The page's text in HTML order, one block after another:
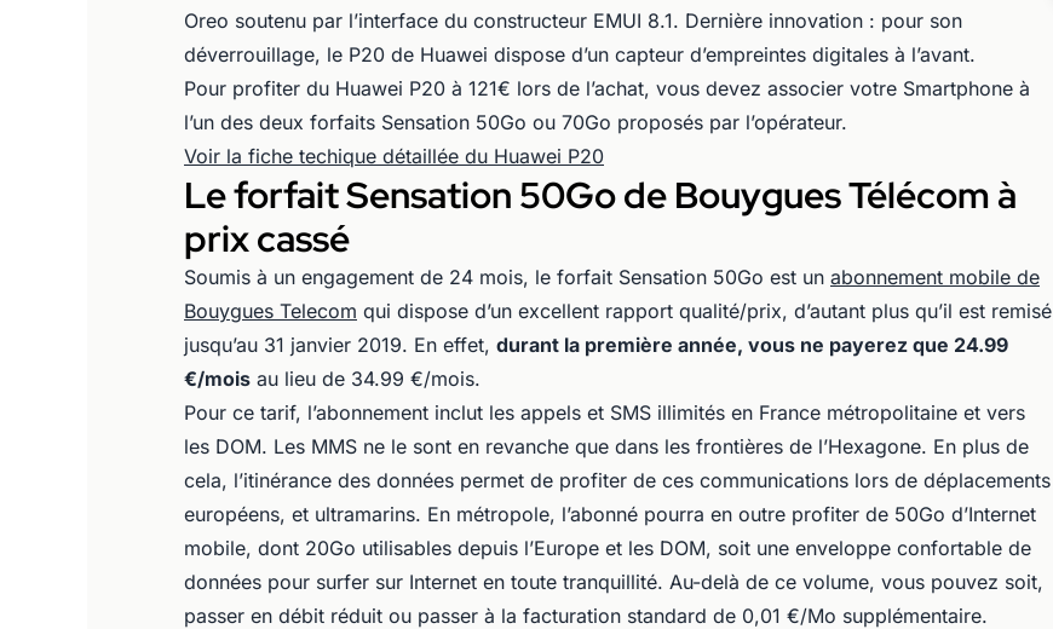
Oreo soutenu par l’interface du constructeur EMUI 8.1. Dernière innovation : pour son
déverrouillage, le P20 de Huawei dispose d’un capteur d’empreintes digitales à l’avant.
Pour profiter du Huawei P20 à 121€ lors de l’achat, vous devez associer votre Smartphone à
l’un des deux forfaits Sensation 50Go ou 70Go proposés par l’opérateur.
Voir la fiche techique détaillée du Huawei P20
Le forfait Sensation 50Go de Bouygues Télécom à
prix cassé
Soumis à un engagement de 24 mois, le forfait Sensation 50Go est un abonnement mobile de
Bouygues Telecom qui dispose d’un excellent rapport qualité/prix, d’autant plus qu’il est remisé
jusqu’au 31 janvier 2019. En effet, durant la première année, vous ne payerez que 24.99
€/mois au lieu de 34.99 €/mois.
Pour ce tarif, l’abonnement inclut les appels et SMS illimités en France métropolitaine et vers
les DOM. Les MMS ne le sont en revanche que dans les frontières de l’Hexagone. En plus de
cela, l’itinérance des données permet de profiter de ces communications lors de déplacements
européens, et ultramarins. En métropole, l’abonné pourra en outre profiter de 50Go d’Internet
mobile, dont 20Go utilisables depuis l’Europe et les DOM, soit une enveloppe confortable de
données pour surfer sur Internet en toute tranquillité. Au-delà de ce volume, vous pouvez soit,
passer en débit réduit ou passer à la facturation standard de 0,01 €/Mo supplémentaire.